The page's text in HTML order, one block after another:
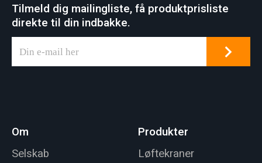
og
antændelsestempera
turgruppen er T1-T4-
gruppen af brændbar
områder i zone 1
eller zone 2.
tekstilindustriværkste
fødevareindustriværk
Tilmeld dig mailingliste, få produktprisliste
direkte til din indbakke.
Om
Selskab
Produkter
Løftekraner